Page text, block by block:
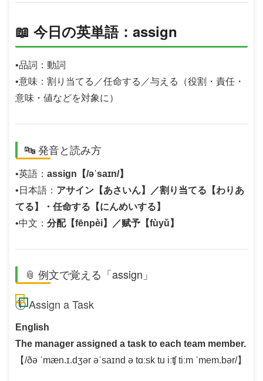
📖 今日の英単語：assign
•品詞：動詞
•意味：割り当てる／任命する／与える（役割・責任・
意味・値などを対象に）
🔤 発音と読み方
•英語： assign【/əˈsaɪn/】
•日本語： アサイン【あさいん】／割り当てる【わりあ
てる】・任命する【にんめいする】
•中文： 分配【fēnpèi】／赋予【fùyǔ】
📎 例文で覚える「assign」
① Assign a Task
English
The manager assigned a task to each team member.
【/ðə ˈmæn.ɪ.dʒər əˈsaɪnd ə tɑːsk tu iːʧ tiːm ˈmem.bər/】